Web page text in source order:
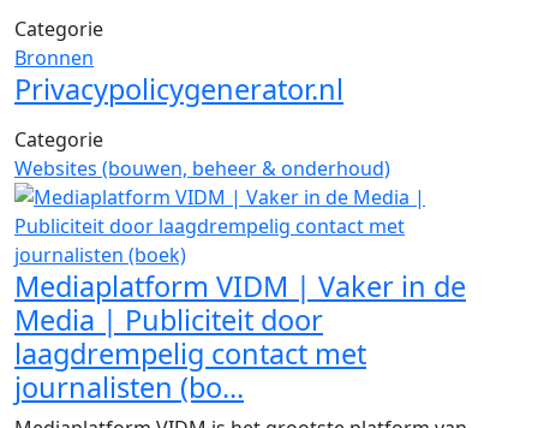
Categorie
Bronnen
Privacypolicygenerator.nl
Categorie
Websites (bouwen, beheer & onderhoud)
Mediaplatform VIDM | Vaker in de
Media | Publiciteit door
laagdrempelig contact met
journalisten (bo...